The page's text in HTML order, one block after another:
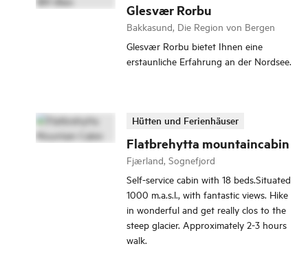
Glesvær Rorbu
Bakkasund, Die Region von Bergen
Glesvær Rorbu bietet Ihnen eine
erstaunliche Erfahrung an der Nordsee.
Flatbrehytta mountaincabin
Hütten und Ferienhäuser
Fjærland, Sognefjord
Self-service cabin with 18 beds.Situated
1000 m.a.s.l., with fantastic views. Hike
in wonderful and get really clos to the
steep glacier. Approximately 2-3 hours
walk.